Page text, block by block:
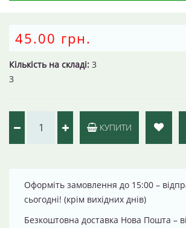
45.00 грн.
Кількість на складі: 3
3
КУПИТИ
Оформіть замовлення до 15:00 –
сьогодні! (крім вихідних днів)
Безкоштовна доставка Нова Пошта –